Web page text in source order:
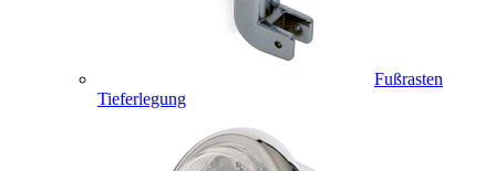
Fußrasten
Tieferlegung